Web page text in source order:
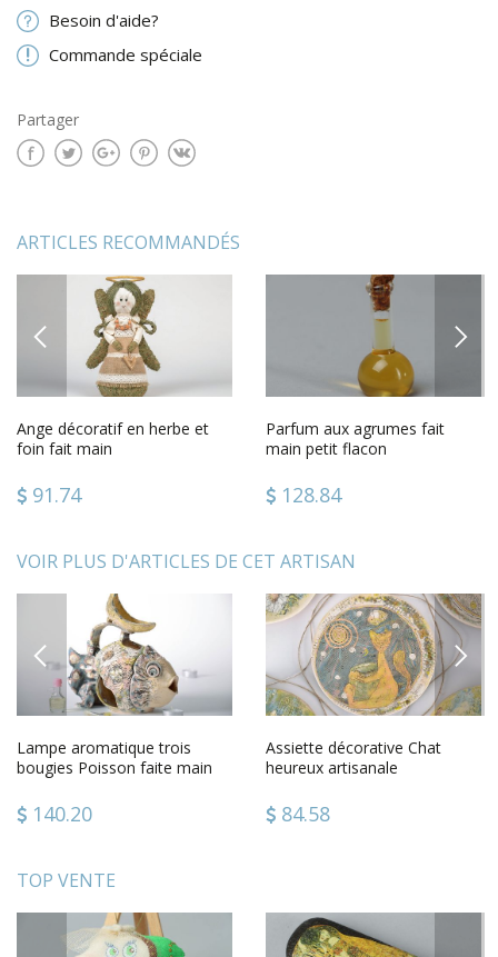
Besoin d'aide?
Commande spéciale
Partager
ARTICLES RECOMMANDÉS
PREVIOUS
Ange décoratif en herbe et
foin fait main
91.74
Parfum aux agrumes fait
main petit flacon
128.84
NEXT
VOIR PLUS D'ARTICLES DE CET ARTISAN
PREVIOUS
Lampe aromatique trois
bougies Poisson faite main
140.20
Assiette décorative Chat
heureux artisanale
84.58
NEXT
TOP VENTE